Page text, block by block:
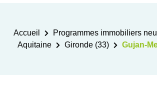
Accueil Programmes immobiliers
Aquitaine
Gironde (33) Gujan-